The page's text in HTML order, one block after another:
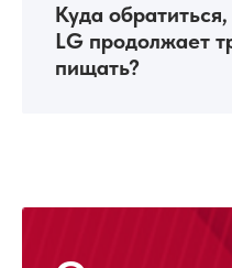
Куда
LG продолжает
пищать?